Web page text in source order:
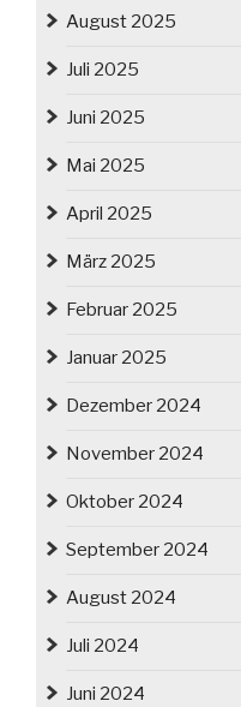
August 2025
Juli 2025
Juni 2025
Mai 2025
April 2025
März 2025
Februar 2025
Januar 2025
Dezember 2024
November 2024
Oktober 2024
September 2024
August 2024
Juli 2024
Juni 2024